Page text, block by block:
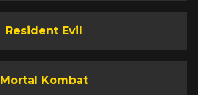
Resident Evil
Mortal Kombat